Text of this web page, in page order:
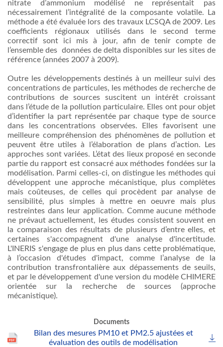
nitrate d’ammonium modélisé ne représentait pas
nécessairement
l’intégralitéde la composante volatile. La
méthode aété évaluée lors des travaux LCSQAde 2009. Les
coefficients régionaux utilisés dansle secondterme
correctif
sont ici mis à jour, afin de tenir comptede
l’ensemble des donnéesde deltadisponibles sur les sites de
référence (années 2007 à 2009).
Outre les développements destinés à un meilleur suivi des
concentrations de particules, les méthodes de recherchede
contributions de sources suscitentun intérêt croissant
dans l’étude de la pollution particulaire. Elles ontpour objet
d’identifier la part représentéeparchaque type de source
dans les concentrations observées. Elles favorisent
une
meilleure compréhension des phénomènesde pollution et
peuvent être utiles à l’élaboration de plans d’action. Les
approches sont variées. L’étatdes lieux proposé en seconde
partie du rapport est consacréaux méthodes fondées surla
modélisation. Parmi celles-ci, ondistingue les méthodesqui
développent une approche mécanistique, pluscomplètes
mais coûteuses, de cellesqui procèdent paranalyse de
sensibilité, plus simplesà mettreen oeuvre maisplus
restreintes dans leur application. Comme aucune méthode
ne prévaut actuellement, les étudesconsistentsouvent en
la comparaison des résultats de plusieurs d’entre elles, et
certaines
s'accompagnent d'une analyse d'incertitude.
L'INERIS s'engagede plus en plus dans cette problématique,
à
l’occasion d'études d'impact, comme l’analyse de la
contributiontransfrontalière aux dépassementsdeseuils,
et par ledéveloppement d'uneversion du modèle CHIMERE
orientée
sur la recherchede sources (approche
mécanistique).
Documents
Bilan des mesures PM10 et PM2.5 ajustées et
évaluation des outils de modélisation